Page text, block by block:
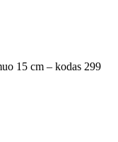
15 cm – kodas 299